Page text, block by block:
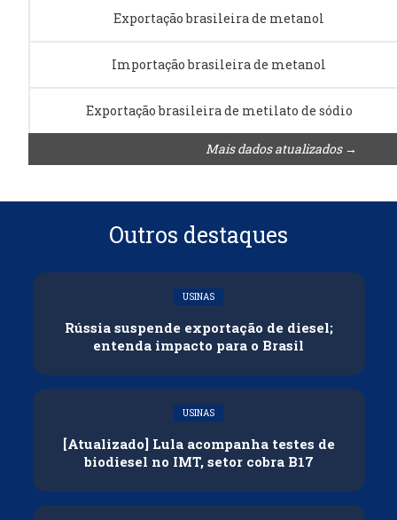
Exportação brasileira de metanol
Importação brasileira de metanol
Exportação brasileira de metilato de sódio
Mais dados atualizados →
Outros destaques
USINAS
Rússia suspende exportação de diesel;
entenda impacto para o Brasil
USINAS
[Atualizado] Lula acompanha testes de
biodiesel no IMT, setor cobra B17